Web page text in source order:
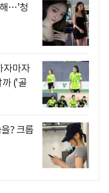
해…'청
자마자
('골
? 크롭